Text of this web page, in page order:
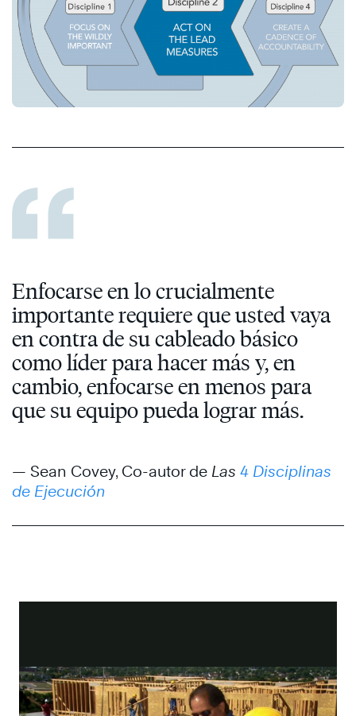
Enfocarse en lo crucialmente
importante requiere que usted vaya
en contra de su cableado básico
como líder para hacer más y, en
cambio, enfocarse en menos para
que su equipo pueda lograr más.
— Sean Covey, Co-autor de Las 4 Disciplinas
de Ejecución